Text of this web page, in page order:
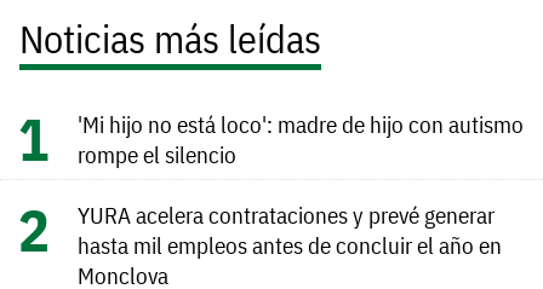
Noticias más leídas
'Mi hijo no está loco': madre de hijo con autismo
rompe el silencio
YURA acelera contrataciones y prevé generar
hasta mil empleos antes de concluir el año en
Monclova